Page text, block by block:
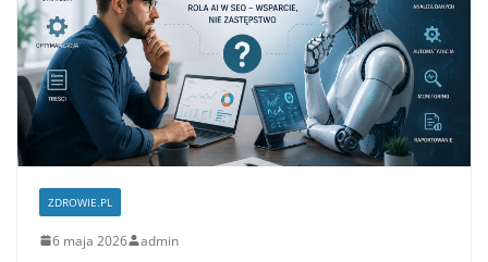
ZDROWIE.PL
6 maja 2026 admin